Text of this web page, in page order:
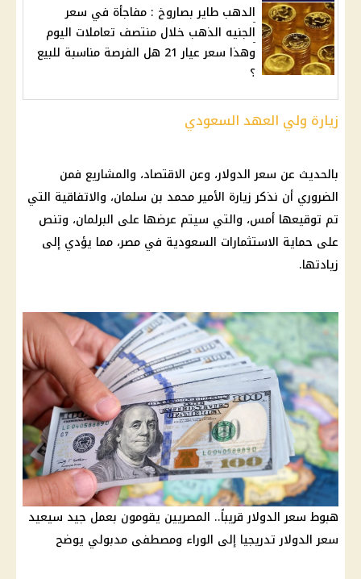
الدهب طاير بصاروخ : مفاجأة في سعر
الجنيه الذهب خلال منتصف تعاملات اليوم
وهذا سعر عيار 21 هل الفرصة مناسبة للبيع
؟
زيارة ولي العهد السعودي
بالحديث عن سعر الدولار، وعن الاقتصاد، والمشاريع فمن
الضروري أن نذكر زيارة الأمير محمد بن سلمان، والاتفاقية التي
تم توقيعها أمس، والتي سيتم عرضها على البرلمان، وتنص
على حماية الاستثمارات السعودية في مصر، مما يؤدي إلى
زيادتها.
هبوط سعر الدولار قريباً.. المصريين يقومون بعمل جيد سيعيد
سعر الدولار تدريجيا إلى الوراء ومصطفى مدبولي يوضح